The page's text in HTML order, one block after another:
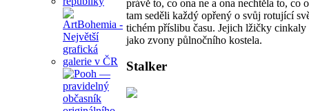
právě to, co ona ne a ona nechtěla to, co
tam seděli každý opřený o svůj rotující
tichém příslibu času. Jejich lžičky cinkaly
jako zvony půlnočního kostela.
Stalker